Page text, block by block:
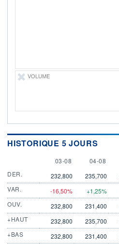
VOLUME
HISTORIQUE 5 JOURS
3 AUGUST
03-08 4 AUGUST
04-08
DER.
232,800 235,700
VAR.
-16,50% +1,25%
OUV.
232,800 231,400
+HAUT
232,800 235,700
+BAS
232,800 231,400